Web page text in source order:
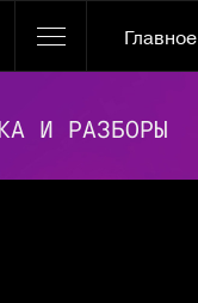
Главное